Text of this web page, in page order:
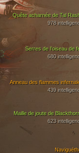
Quête acharnée de Tal
978
Serres de l’oiseau de
680
Maille de joute de
623
Anneau des flammes
439